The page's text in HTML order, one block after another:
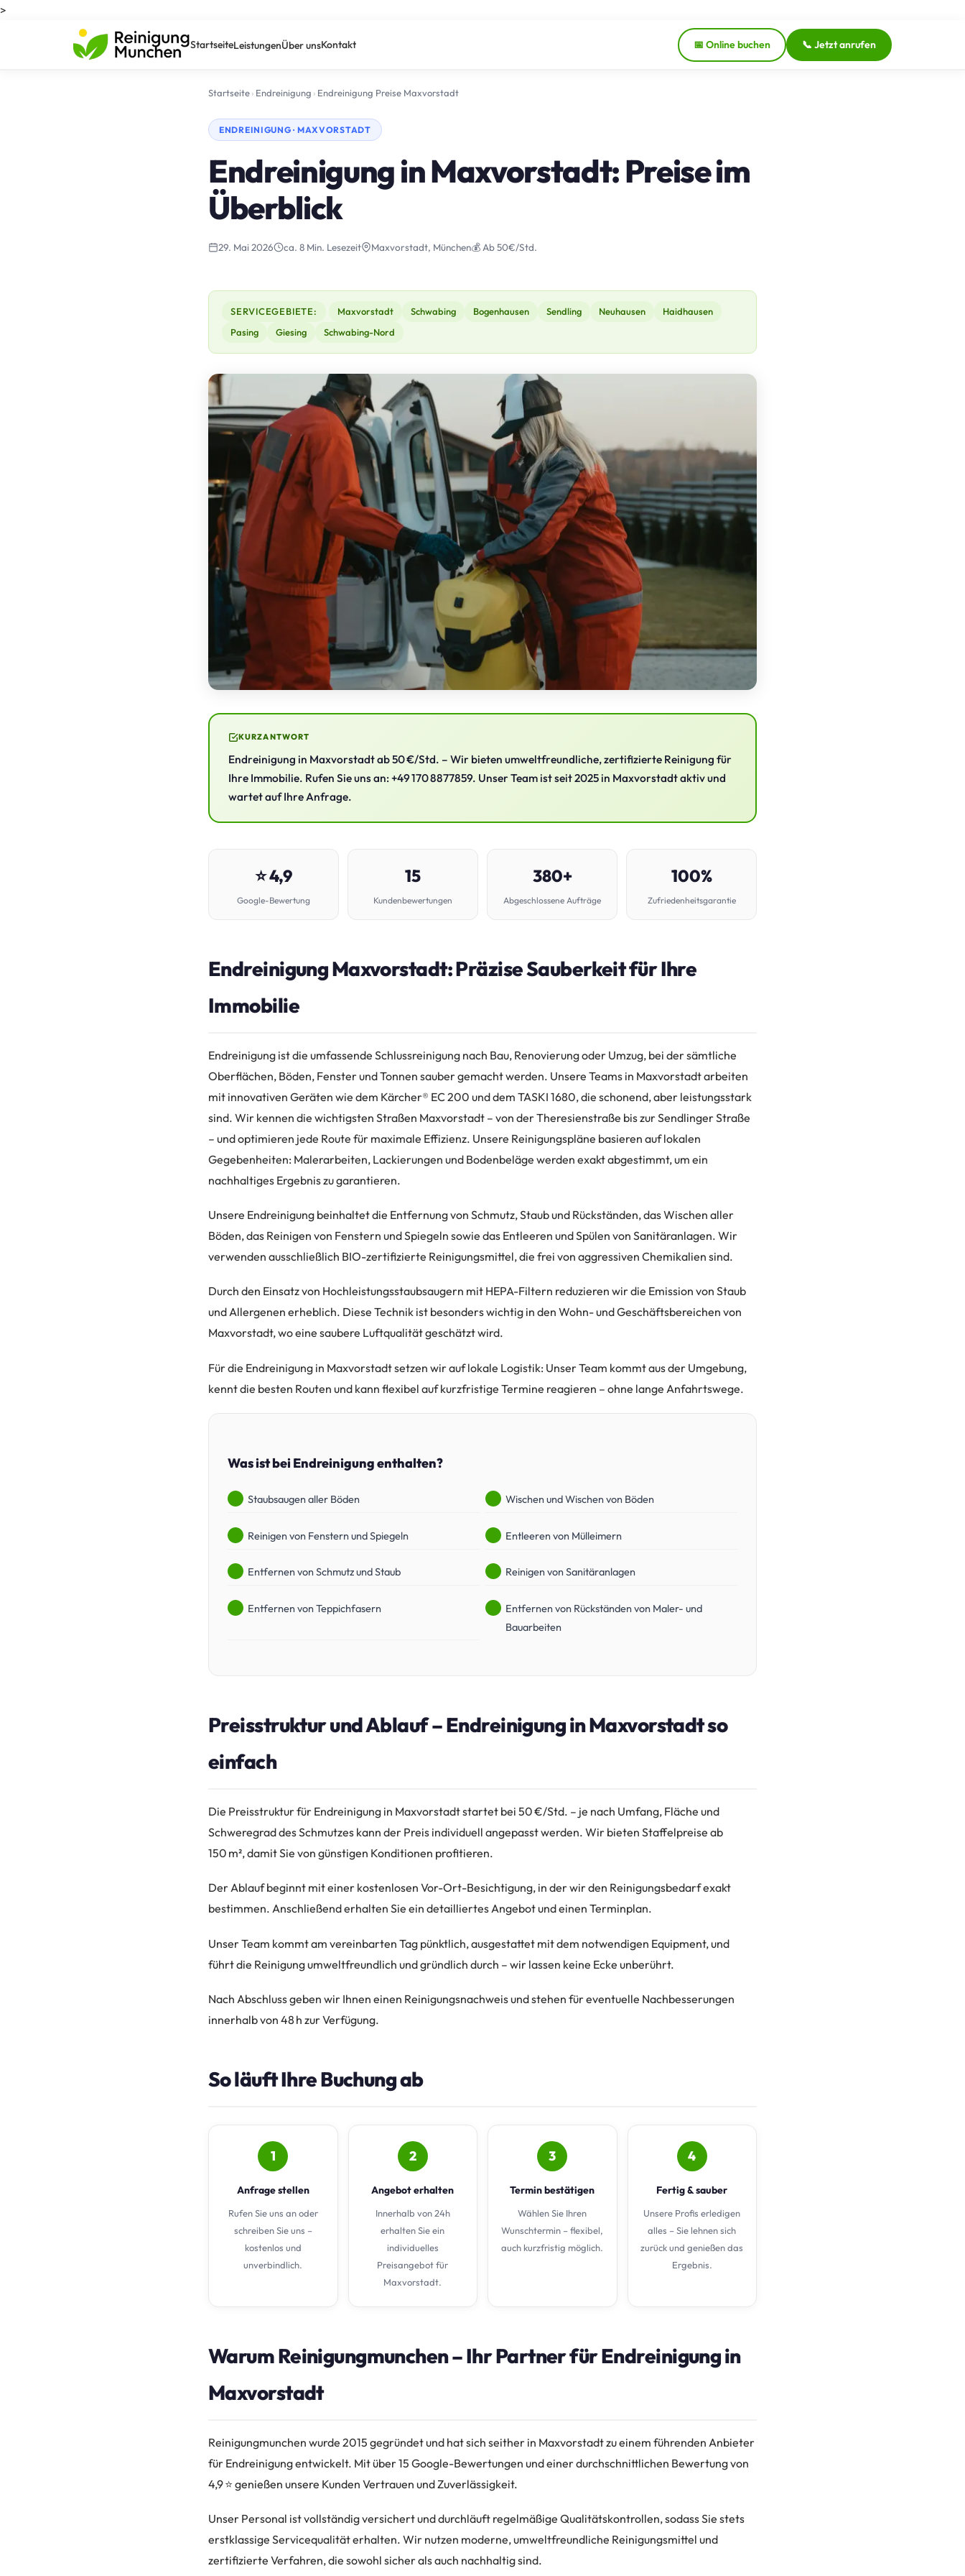
>
StartseiteLeistungenÜber unsKontakt 📅 Online buchen 📞 Jetzt anrufen
Startseite› Endreinigung › Endreinigung Preise Maxvorstadt
ENDREINIGUNG · MAXVORSTADT
Endreinigung in Maxvorstadt: Preise im
Überblick
29. Mai 2026 ca. 8 Min. Lesezeit Maxvorstadt, München💰 Ab 50€/Std.
SERVICEGEBIETE: Maxvorstadt Schwabing Bogenhausen Sendling Neuhausen
Haidhausen
Pasing
Giesing Schwabing-Nord
KURZANTWORT
Endreinigung in Maxvorstadt ab 50 €/Std. – Wir bieten umweltfreundliche, zertifizierte Reinigung für
Ihre Immobilie. Rufen Sie uns an: +49 170 8877859. Unser Team ist seit 2025 in Maxvorstadt aktiv und
wartet auf Ihre Anfrage.
⭐ 4,9
Google-Bewertung
15
Kundenbewertungen
380+
Abgeschlossene Aufträge
100%
Zufriedenheitsgarantie
Endreinigung Maxvorstadt: Präzise Sauberkeit für Ihre
Immobilie
Endreinigung ist die umfassende Schlussreinigung nach Bau, Renovierung oder Umzug, bei der sämtliche
Oberflächen, Böden, Fenster und Tonnen sauber gemacht werden. Unsere Teams in Maxvorstadt arbeiten
mit innovativen Geräten wie dem Kärcher® EC 200 und dem TASKI 1680, die schonend, aber leistungsstark
sind. Wir kennen die wichtigsten Straßen Maxvorstadt – von der Theresienstraße bis zur Sendlinger Straße
– und optimieren jede Route für maximale Effizienz. Unsere Reinigungspläne basieren auf lokalen
Gegebenheiten: Malerarbeiten, Lackierungen und Bodenbeläge werden exakt abgestimmt, um ein
nachhaltiges Ergebnis zu garantieren.
Unsere Endreinigung beinhaltet die Entfernung von Schmutz, Staub und Rückständen, das Wischen aller
Böden, das Reinigen von Fenstern und Spiegeln sowie das Entleeren und Spülen von Sanitäranlagen. Wir
verwenden ausschließlich BIO-zertifizierte Reinigungsmittel, die frei von aggressiven Chemikalien sind.
Durch den Einsatz von Hochleistungsstaubsaugern mit HEPA-Filtern reduzieren wir die Emission von Staub
und Allergenen erheblich. Diese Technik ist besonders wichtig in den Wohn- und Geschäftsbereichen von
Maxvorstadt, wo eine saubere Luftqualität geschätzt wird.
Für die Endreinigung in Maxvorstadt setzen wir auf lokale Logistik: Unser Team kommt aus der Umgebung,
kennt die besten Routen und kann flexibel auf kurzfristige Termine reagieren – ohne lange Anfahrtswege.
Was ist bei Endreinigung enthalten?
Staubsaugen aller Böden Wischen und Wischen von Böden
Reinigen von Fenstern und Spiegeln Entleeren von Mülleimern
Entfernen von Schmutz und Staub Reinigen von Sanitäranlagen
Entfernen von Teppichfasern
Entfernen von Rückständen von Maler- und
Bauarbeiten
Preisstruktur und Ablauf – Endreinigung in Maxvorstadt so
einfach
Die Preisstruktur für Endreinigung in Maxvorstadt startet bei 50 €/Std. – je nach Umfang, Fläche und
Schweregrad des Schmutzes kann der Preis individuell angepasst werden. Wir bieten Staffelpreise ab
150 m², damit Sie von günstigen Konditionen profitieren.
Der Ablauf beginnt mit einer kostenlosen Vor-Ort-Besichtigung, in der wir den Reinigungsbedarf exakt
bestimmen. Anschließend erhalten Sie ein detailliertes Angebot und einen Terminplan.
Unser Team kommt am vereinbarten Tag pünktlich, ausgestattet mit dem notwendigen Equipment, und
führt die Reinigung umweltfreundlich und gründlich durch – wir lassen keine Ecke unberührt.
Nach Abschluss geben wir Ihnen einen Reinigungsnachweis und stehen für eventuelle Nachbesserungen
innerhalb von 48 h zur Verfügung.
So läuft Ihre Buchung ab
1
Anfrage stellen
Rufen Sie uns an oder
schreiben Sie uns –
kostenlos und
unverbindlich.
2
Angebot erhalten
Innerhalb von 24h
erhalten Sie ein
individuelles
Preisangebot für
Maxvorstadt.
3
Termin bestätigen
Wählen Sie Ihren
Wunschtermin – flexibel,
auch kurzfristig möglich.
4
Fertig & sauber
Unsere Profis erledigen
alles – Sie lehnen sich
zurück und genießen das
Ergebnis.
Warum Reinigungmunchen – Ihr Partner für Endreinigung in
Maxvorstadt
Reinigungmunchen wurde 2015 gegründet und hat sich seither in Maxvorstadt zu einem führenden Anbieter
für Endreinigung entwickelt. Mit über 15 Google-Bewertungen und einer durchschnittlichen Bewertung von
4,9 ⭐ genießen unsere Kunden Vertrauen und Zuverlässigkeit.
Unser Personal ist vollständig versichert und durchläuft regelmäßige Qualitätskontrollen, sodass Sie stets
erstklassige Servicequalität erhalten. Wir nutzen moderne, umweltfreundliche Reinigungsmittel und
zertifizierte Verfahren, die sowohl sicher als auch nachhaltig sind.